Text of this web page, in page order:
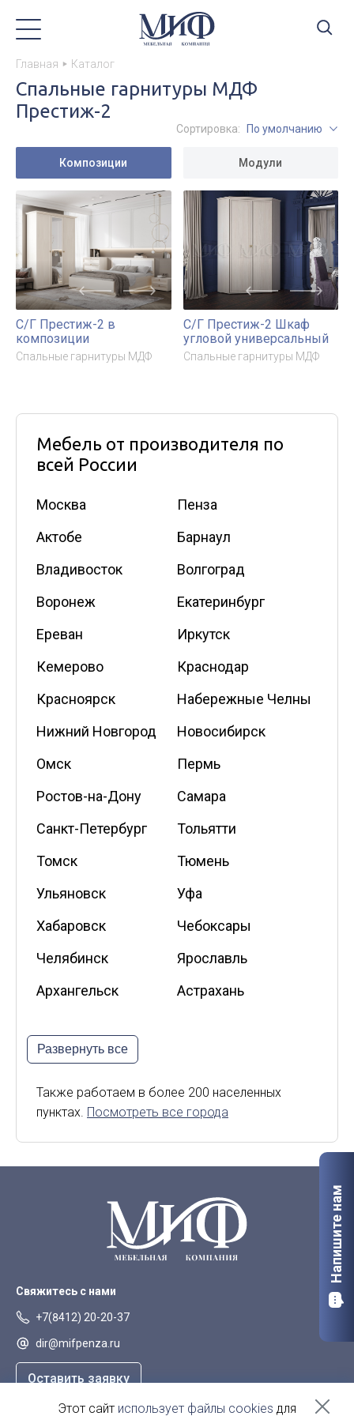
Главная Каталог
Спальные гарнитуры МДФ
Престиж-2
Сортировка: По умолчанию
Композиции Модули
С/Г Престиж-2 в
композиции
Спальные гарнитуры МДФ
С/Г Престиж-2 Шкаф
угловой универсальный
Спальные гарнитуры МДФ
Мебель от производителя по
всей России
Москва
Пенза
Актобе
Барнаул
Владивосток
Волгоград
Воронеж
Екатеринбург
Ереван
Иркутск
Кемерово
Краснодар
Красноярск
Набережные Челны
Нижний Новгород
Новосибирск
Омск
Пермь
Ростов-на-Дону
Самара
Санкт-Петербург
Тольятти
Томск
Тюмень
Ульяновск
Уфа
Хабаровск
Чебоксары
Челябинск
Ярославль
Архангельск
Астрахань
Калининград
Киров
Курск
Липецк
Мурманск
Тверь
Развернуть все
Также работаем в более 200 населенных
пунктах. Посмотреть все города
Свяжитесь с нами
+7(8412) 20-20-37
dir@mifpenza.ru
Оставить заявку
Напишите нам
Этот сайт использует файлы cookies для